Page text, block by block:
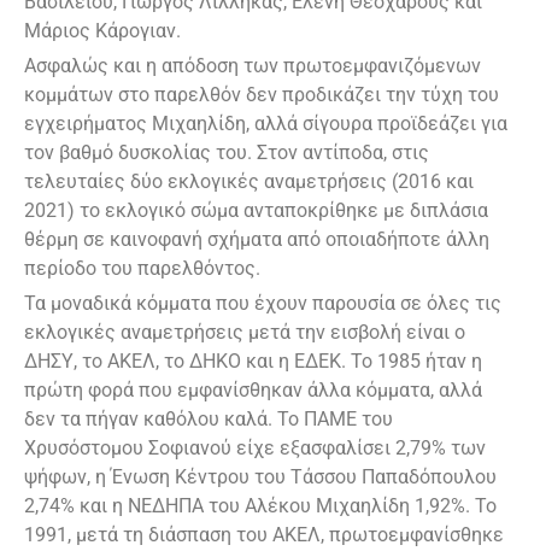
Μάριος Κάρογιαν.
Ασφαλώς και η απόδοση των πρωτοεμφανιζόμενων
κομμάτων στο παρελθόν δεν προδικάζει την τύχη του
εγχειρήματος Μιχαηλίδη, αλλά σίγουρα προϊδεάζει για
τον βαθμό δυσκολίας του. Στον αντίποδα, στις
τελευταίες δύο εκλογικές αναμετρήσεις (2016 και
2021) το εκλογικό σώμα ανταποκρίθηκε με διπλάσια
θέρμη σε καινοφανή σχήματα από οποιαδήποτε άλλη
περίοδο του παρελθόντος.
Τα μοναδικά κόμματα που έχουν παρουσία σε όλες τις
εκλογικές αναμετρήσεις μετά την εισβολή είναι ο
ΔΗΣΥ, το ΑΚΕΛ, το ΔΗΚΟ και η ΕΔΕΚ. Το 1985 ήταν η
πρώτη φορά που εμφανίσθηκαν άλλα κόμματα, αλλά
δεν τα πήγαν καθόλου καλά. Το ΠΑΜΕ του
Χρυσόστομου Σοφιανού είχε εξασφαλίσει 2,79% των
ψήφων, η Ένωση Κέντρου του Τάσσου Παπαδόπουλου
2,74% και η ΝΕΔΗΠΑ του Αλέκου Μιχαηλίδη 1,92%. Το
1991, μετά τη διάσπαση του ΑΚΕΛ, πρωτοεμφανίσθηκε